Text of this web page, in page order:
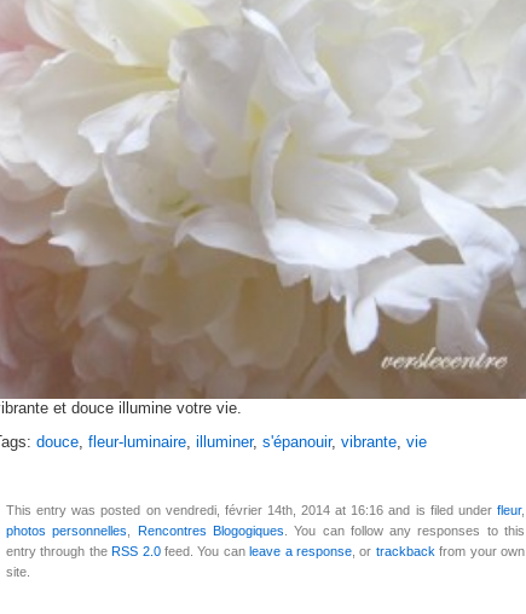
et douce illumine votre vie.
douce, fleur-luminaire, illuminer, s'épanouir, vibrante, vie
This entry was posted on vendredi, février 14th, 2014 at 16:16 and is filed under fleur,
photos personnelles, Rencontres Blogogiques. You can follow any responses to this
entry through the RSS 2.0feed. You can leave a response, or trackbackfrom your own
site.